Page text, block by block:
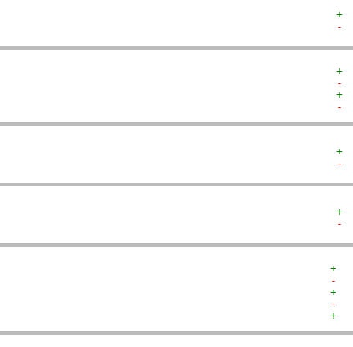
+
-
+
-
+
-
+
-
+
-
+
-
+
-
+